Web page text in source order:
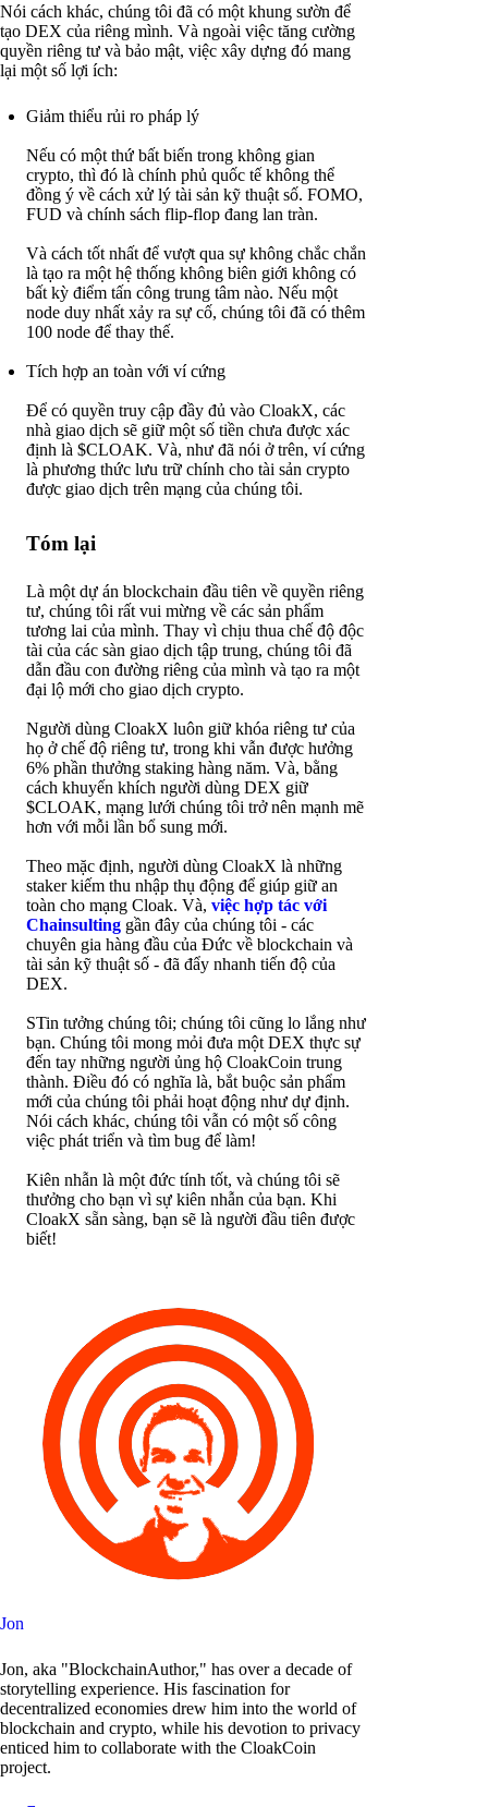
Nói cách khác, chúng tôi đã có một khung sườn để
tạo DEX của riêng mình. Và ngoài việc tăng cường
quyền riêng tư và bảo mật, việc xây dựng đó mang
lại một số lợi ích:
Giảm thiểu rủi ro pháp lý
Nếu có một thứ bất biến trong không gian
crypto, thì đó là chính phủ quốc tế không thể
đồng ý về cách xử lý tài sản kỹ thuật số. FOMO,
FUD và chính sách flip-flop đang lan tràn.
Và cách tốt nhất để vượt qua sự không chắc chắn
là tạo ra một hệ thống không biên giới không có
bất kỳ điểm tấn công trung tâm nào. Nếu một
node duy nhất xảy ra sự cố, chúng tôi đã có thêm
100 node để thay thế.
Tích hợp an toàn với ví cứng
Để có quyền truy cập đầy đủ vào CloakX, các
nhà giao dịch sẽ giữ một số tiền chưa được xác
định là $CLOAK. Và, như đã nói ở trên, ví cứng
là phương thức lưu trữ chính cho tài sản crypto
được giao dịch trên mạng của chúng tôi.
Tóm lại
Là một dự án blockchain đầu tiên về quyền riêng
tư, chúng tôi rất vui mừng về các sản phẩm
tương lai của mình. Thay vì chịu thua chế độ độc
tài của các sàn giao dịch tập trung, chúng tôi đã
dẫn đầu con đường riêng của mình và tạo ra một
đại lộ mới cho giao dịch crypto.
Người dùng CloakX luôn giữ khóa riêng tư của
họ ở chế độ riêng tư, trong khi vẫn được hưởng
6% phần thưởng staking hàng năm. Và, bằng
cách khuyến khích người dùng DEX giữ
$CLOAK, mạng lưới chúng tôi trở nên mạnh mẽ
hơn với mỗi lần bổ sung mới.
Theo mặc định, người dùng CloakX là những
staker kiếm thu nhập thụ động để giúp giữ an
toàn cho mạng Cloak. Và, việc hợp tác với
Chainsulting gần đây của chúng tôi - các
chuyên gia hàng đầu của Đức về blockchain và
tài sản kỹ thuật số - đã đẩy nhanh tiến độ của
DEX.
STin tưởng chúng tôi; chúng tôi cũng lo lắng như
bạn. Chúng tôi mong mỏi đưa một DEX thực sự
đến tay những người ủng hộ CloakCoin trung
thành. Điều đó có nghĩa là, bắt buộc sản phẩm
mới của chúng tôi phải hoạt động như dự định.
Nói cách khác, chúng tôi vẫn có một số công
việc phát triển và tìm bug để làm!
Kiên nhẫn là một đức tính tốt, và chúng tôi sẽ
thưởng cho bạn vì sự kiên nhẫn của bạn. Khi
CloakX sẵn sàng, bạn sẽ là người đầu tiên được
biết!
Jon
Jon, aka "BlockchainAuthor," has over a decade of
storytelling experience. His fascination for
decentralized economies drew him into the world of
blockchain and crypto, while his devotion to privacy
enticed him to collaborate with the CloakCoin
project.